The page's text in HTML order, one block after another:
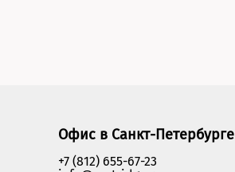
Офис в Санкт-Петербурге
+7 (812) 655-67-23